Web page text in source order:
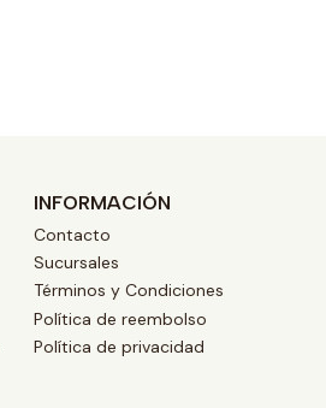
INFORMACIÓN
Contacto
Sucursales
Términos y Condiciones
Política de reembolso
Política de privacidad